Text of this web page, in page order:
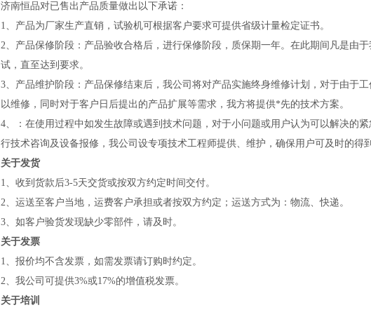
济南恒品对已售出产品质量做出以下承诺：
1、产品为厂家生产直销，试验机可根据客户要求可提供省级计量检定证书。
2、产品保修阶段：产品验收合格后，进行保修阶段 ，质保期一年。在此期间凡是由
试，直至达到要求。
3、产品维护阶段：产品保修结束后，我公司将对产品实施终身维修计划，对于由于
以维修，同时对于客户日后提出的产品扩展等需求，我方将提供*先的技术方案。
4、： 在使用过程中如发生故障或遇到技术问题，对于小问题或用户认为可以解决的
行技术咨询及设备报修，我公司设专项技术工程师提供、维护，确保用户可及时的得
关于发货
1、收到货款后3-5天交货或按双方约定时间交付。
2、运送至客户当地，运费客户承担或者按双方约定；运送方式为：物流、快递。
3、如客户验货发现缺少零部件，请及时。
关于发票
1、报价均不含发票，如需发票请订购时约定。
2、我公司可提供3%或17%的增值税发票。
关于培训